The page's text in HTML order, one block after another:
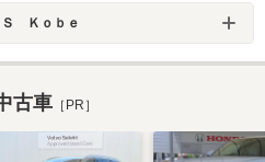
Ｋｏｂｅ
古車 ［PR］